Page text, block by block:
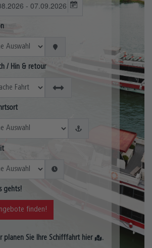
/ Hin & retour
gehts!
finden!
planen Sie Ihre Schifffahrt hier .